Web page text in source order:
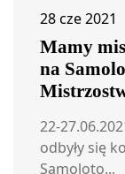
28 cze 2021
Mamy
na
22-
odbyły się
Samoloto...